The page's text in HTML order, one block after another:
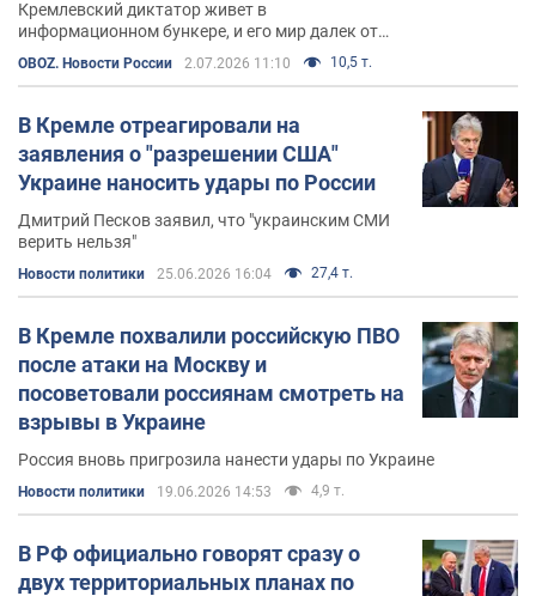
Кремлевский диктатор живет в
информационном бункере, и его мир далек от
OBOZ. Новости России 2.07.2026 11:10 10,5 т.
В Кремле отреагировали на
заявления о "разрешении США"
Украине наносить удары по России
Дмитрий Песков заявил, что "украинским СМИ
верить нельзя"
Новости политики 25.06.2026 16:04 27,4 т.
В Кремле похвалили российскую ПВО
после атаки на Москву и
посоветовали россиянам смотреть на
взрывы в Украине
Россия вновь пригрозила нанести удары по Украине
Новости политики 19.06.2026 14:53 4,9 т.
В РФ официально говорят сразу о
двух территориальных планах по